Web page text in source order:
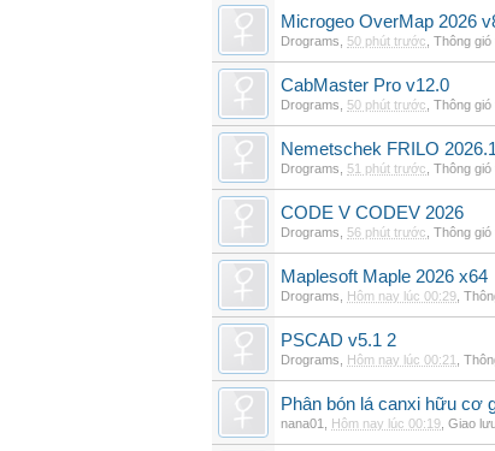
Microgeo OverMap 2026
Drograms 50 phút trước Thông
CabMaster Pro v12.0
Drograms 50 phút trước Thông
Nemetschek FRILO 2026.1
Drograms 51 phút trước Thông
CODE V CODEV 2026
Drograms 56 phút trước Thông
Maplesoft Maple 2026 x64
Drograms Hôm nay lúc 00:29
PSCAD v5.1 2
Drograms Hôm nay lúc 00:21
Phân bón lá canxi hữu cơ
nana01 Hôm nay lúc 00:19 Giao